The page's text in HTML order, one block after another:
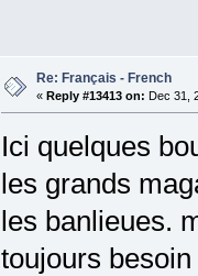
Re: Français - French
« Reply #13413 on: Dec 31,
Ici quelques
les grands
les banlieues.
toujours